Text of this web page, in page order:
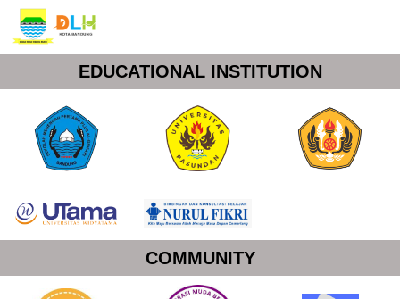
EDUCATIONAL INSTITUTION
COMMUNITY